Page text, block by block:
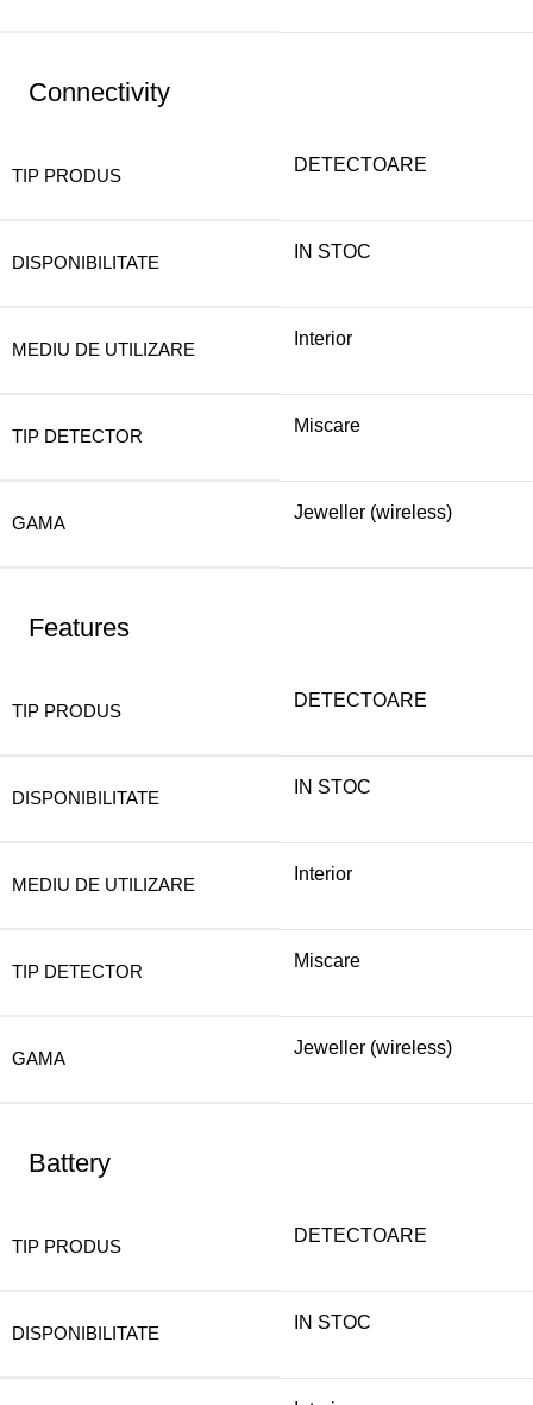
Connectivity
TIP PRODUS
DETECTOARE
DISPONIBILITATE
IN STOC
MEDIU DE UTILIZARE
Interior
TIP DETECTOR
Miscare
GAMA
Jeweller (wireless)
Features
TIP PRODUS
DETECTOARE
DISPONIBILITATE
IN STOC
MEDIU DE UTILIZARE
Interior
TIP DETECTOR
Miscare
GAMA
Jeweller (wireless)
Battery
TIP PRODUS
DETECTOARE
DISPONIBILITATE
IN STOC